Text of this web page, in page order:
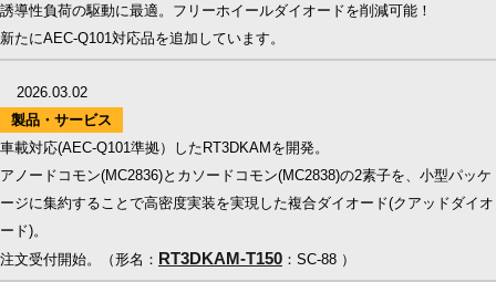
誘導性負荷の駆動に最適。フリーホイールダイオードを削減可能！
新たにAEC-Q101対応品を追加しています。
2026.03.02
製品・サービス
車載対応(AEC-Q101準拠）したRT3DKAMを開発。
アノードコモン(MC2836)とカソードコモン(MC2838)の2素子を、小型パッケ
ージに集約することで高密度実装を実現した複合ダイオード(クアッドダイオ
ード)。
注文受付開始。（形名： RT3DKAM-T150 ：SC-88 ）